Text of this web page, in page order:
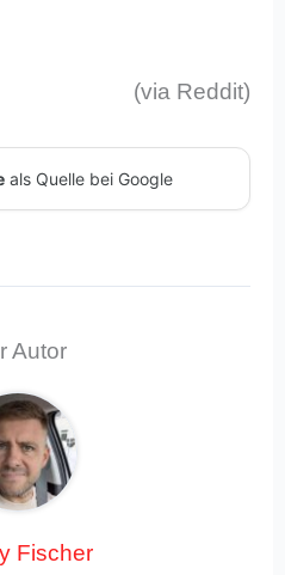
(via Reddit)
als Quelle bei Google
Autor
Fischer